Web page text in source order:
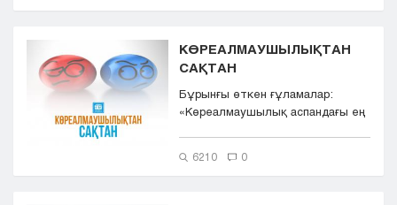
КӨРЕАЛМАУШЫЛЫҚТАН
САҚТАН
Бұрынғы өткен ғұламалар:
«Көреалмаушылық аспандағы ең
6210 0